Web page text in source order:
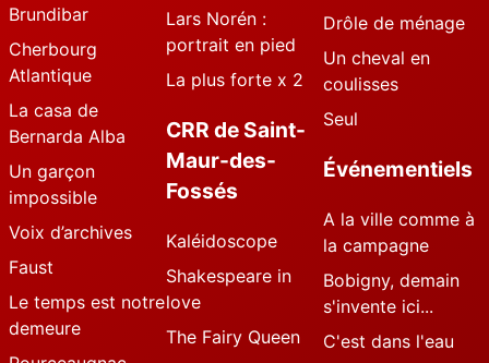
Brundibar
Cherbourg
Atlantique
La casa de
Bernarda Alba
Un garçon
impossible
Voix d’archives
Faust
Le temps est notre
demeure
Lars Norén :
portrait en pied
La plus forte x 2
CRR de Saint-
Maur-des-
Fossés
Kaléidoscope
Shakespeare in
love
The Fairy Queen
Drôle de ménage
Un cheval en
coulisses
Seul
Événementiels
A la ville comme à
la campagne
Bobigny, demain
s'invente ici...
C'est dans l'eau